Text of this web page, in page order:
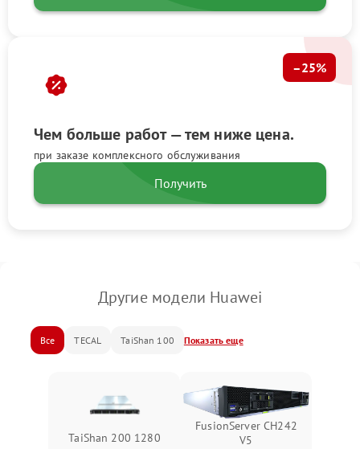
Чем больше работ — тем ниже цена.
при заказе комплексного обслуживания
–25%
Получить
Другие модели Huawei
Все TECAL TaiShan 100 Показать еще
TaiShan 200 1280
FusionServer CH242
V5